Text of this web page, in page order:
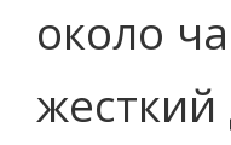
около